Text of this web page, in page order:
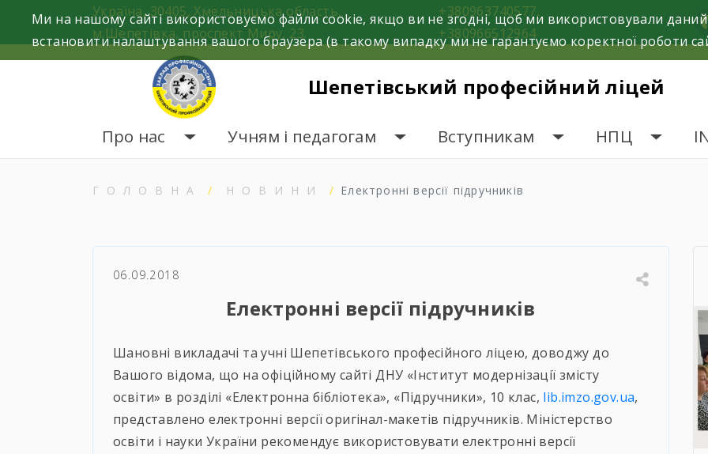
Україна, 30405, Хмельницька область,
м.Шепетівка, проспект Миру, 23.
+380963740577,
+380966512964
Шепетівський професійний ліцей
Про нас Учням і педагогам Вступникам НПЦ
ГОЛОВНА НОВИНИ Електронні версії підручників
06.09.2018
Електронні версії підручників
Шановні викладачі та учні Шепетівського професійного ліцею, доводжу до
Вашого відома, що на офіційному сайті ДНУ «Інститут модернізації змісту
освіти» в розділі «Електронна бібліотека», «Підручники», 10 клас, lib.imzo.gov.ua,
представлено електронні версії оригінал-макетів підручників. Міністерство
освіти і науки України рекомендує використовувати електронні версії
Ми на нашому сайті використовуємо файли cookie, якщо ви не згодні, щоб ми використовували
встановити налаштування вашого браузера (в такому випадку ми не гарантуємо коректної роботи